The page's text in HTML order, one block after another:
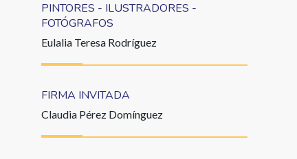
PINTORES - ILUSTRADORES -
FOTÓGRAFOS
Eulalia Teresa Rodríguez
FIRMA INVITADA
Claudia Pérez Domínguez